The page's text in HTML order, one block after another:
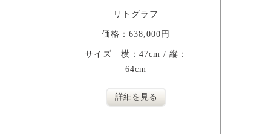
リトグラフ
価格：638,000円
サイズ 横：47cm / 縦：
64cm
詳細を見る